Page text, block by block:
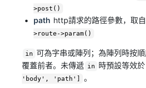
>post()
path http請求的路徑參數，取自
>route->param()
in 可為字串或陣列；為陣列時按
覆蓋前者。未傳遞 in 時預設等效於
'body', 'path']
。